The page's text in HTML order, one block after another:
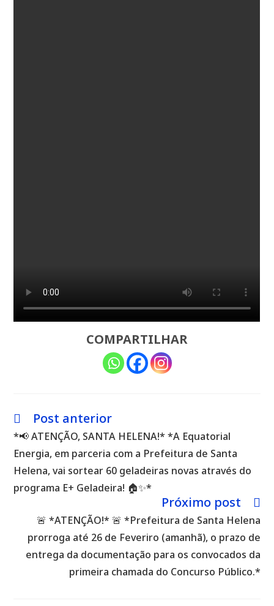
COMPARTILHAR
Leia
artigos
Post anterior
*📢 ATENÇÃO, SANTA HELENA!* *A Equatorial
Energia, em parceria com a Prefeitura de Santa
Helena, vai sortear 60 geladeiras novas através do
programa E+ Geladeira! 🏠✨*
Próximo post
🚨 *ATENÇÃO!* 🚨 *Prefeitura de Santa Helena
prorroga até 26 de Feveriro (amanhã), o prazo de
entrega da documentação para os convocados da
primeira chamada do Concurso Público.*